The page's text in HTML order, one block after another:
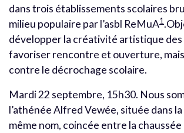
dans trois établissements scolaires
milieu populaire par l’asbl ReMuA1
développer la créativité artistique des
favoriser rencontre et ouverture,
contre le décrochage scolaire.
Mardi 22 septembre, 15h30. Nous
l’athénée Alfred Vewée, située dans
même nom, coincée entre la